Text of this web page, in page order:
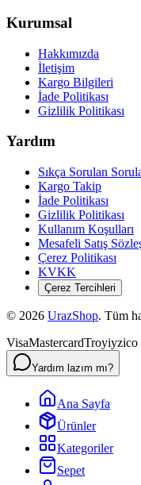
Kurumsal
Hakkımızda
İletişim
Kargo Bilgileri
İade Politikası
Gizlilik Politikası
Yardım
Sıkça Sorulan
Kargo Takip
İade Politikası
Gizlilik Politikası
Kullanım Koşulları
Mesafeli Satış
Çerez Politikası
KVKK
Çerez Tercihleri
© 2026 UrazShop. Tüm
VisaMastercardTroyiyzico
Yardım lazım mı?
Ana Sayfa
Ürünler
Kategoriler
Sepet